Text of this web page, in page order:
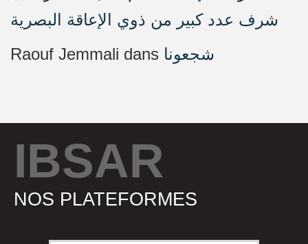
شرف عدد كبير من ذوي الإعاقة البصرية
Raouf Jemmali dans شجعونا
IBSAR
NOS PLATEFORMES